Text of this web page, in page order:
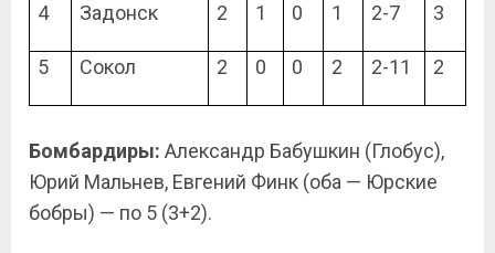
4 Задонск 2 1 0 1 2-7 3
5 Сокол 2 0 0 2 2-11 2
Бомбардиры: Александр Бабушкин (Глобус),
Юрий Мальнев, Евгений Финк (оба — Юрские
бобры) — по 5 (3+2).